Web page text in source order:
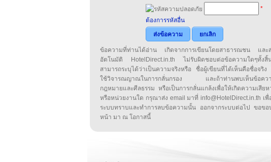
*
ต้องการรหัสอื่น
ส่งข้อความ
ยกเลิก
ข้อความที่ท่านได้อ่าน เกิดจากการเขียนโดยสาธารณชน และ
อัตโนมัติ HotelDirect.in.th ไม่รับผิดชอบต่อข้อความใดๆทั้งสิ้
สามารถระบุได้ว่าเป็นความจริงหรือ ชื่อผู้เขียนที่ได้เห็นคือชื่อจริง
ใช้วิจารณญาณในการกลั่นกรอง และถ้าท่านพบเห็นข้อควา
กฎหมายและศีลธรรม หรือเป็นการกลั่นแกล้งเพื่อให้เกิดความเสีย
หรือหน่วยงานใด กรุณาส่ง email มาที่ info@HotelDirect.in.th เ
ระบบทราบและทำการลบข้อความนั้น ออกจากระบบต่อไป ขอขอ
หน้า มา ณ โอกาสนี้